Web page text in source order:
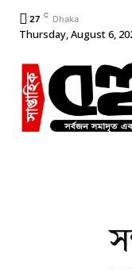
27 C Dhaka
Thursday, August 6,